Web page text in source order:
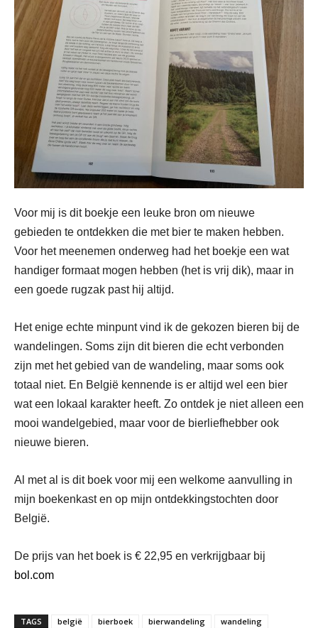
Voor mij is dit boekje een leuke bron om nieuwe
gebieden te ontdekken die met bier te maken hebben.
Voor het meenemen onderweg had het boekje een wat
handiger formaat mogen hebben (het is vrij dik), maar in
een goede rugzak past hij altijd.
Het enige echte minpunt vind ik de gekozen bieren bij de
wandelingen. Soms zijn dit bieren die echt verbonden
zijn met het gebied van de wandeling, maar soms ook
totaal niet. En België kennende is er altijd wel een bier
wat een lokaal karakter heeft. Zo ontdek je niet alleen een
mooi wandelgebied, maar voor de bierliefhebber ook
nieuwe bieren.
Al met al is dit boek voor mij een welkome aanvulling in
mijn boekenkast en op mijn ontdekkingstochten door
België.
De prijs van het boek is € 22,95 en verkrijgbaar bij
bol.com
TAGS belgië bierboek bierwandeling wandeling